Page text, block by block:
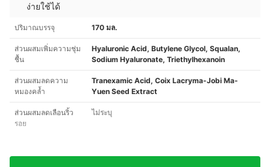
ง่ายใช้ได้
ปริมาณบรรจุ 170 มล.
ส่วนผสมเพิ่มความชุ่ม
ชื้น
Hyaluronic Acid, Butylene Glycol, Squalan,
Sodium Hyaluronate, Triethylhexanoin
ส่วนผสมลดความ
หมองคล้ำ
Tranexamic Acid, Coix Lacryma-Jobi Ma-
Yuen Seed Extract
ส่วนผสมลดเลือนริ้ว
รอย
ไม่ระบุ